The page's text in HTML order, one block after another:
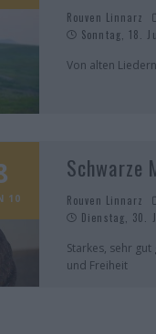
Rouven Linnarz
Sonntag, 18.
Von alten
10
Schwarze
Rouven Linnarz
Dienstag, 30.
Starkes, sehr
und Freiheit